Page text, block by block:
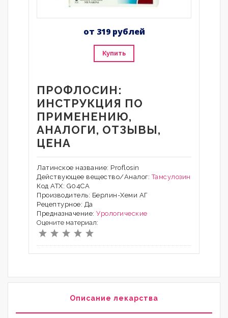
от 319 рублей
Купить
ПРОФЛОСИН:
ИНСТРУКЦИЯ ПО
ПРИМЕНЕНИЮ,
АНАЛОГИ, ОТЗЫВЫ,
ЦЕНА
Латинское название: Proflosin
Действующее вещество/Аналог:Тамсулозин
Код АТХ: G04CA
Производитель: Берлин-Хеми АГ
Рецептурное: Да
Предназначение: Урологические
Оцените материал:
Описание лекарства